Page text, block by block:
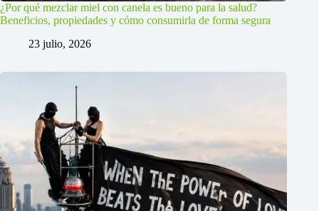
¿Por qué mezclar miel con canela es bueno para la salud?
Beneficios, propiedades y cómo consumirla de forma segura
23 julio, 2026